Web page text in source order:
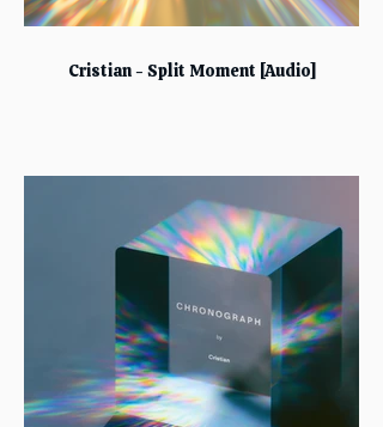
Cristian - Split Moment [Audio]